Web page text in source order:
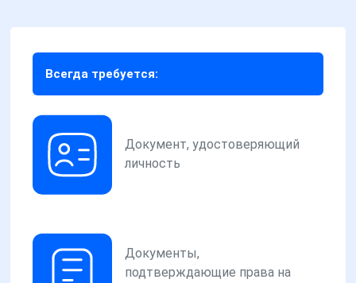
Всегда требуется:
Документ, удостоверяющий
личность
Документы,
подтверждающие права на